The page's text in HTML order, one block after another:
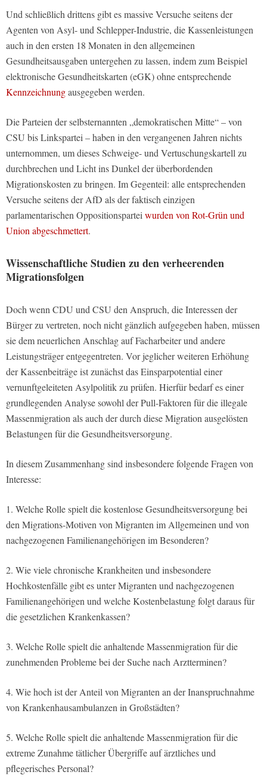
Und schließlich drittens gibt es massive Versuche seitens der
Agenten von Asyl- und Schlepper-Industrie, die Kassenleistungen
auch in den ersten 18 Monaten in den allgemeinen
Gesundheitsausgaben untergehen zu lassen, indem zum Beispiel
elektronische Gesundheitskarten (eGK) ohne entsprechende
Kennzeichnungausgegeben werden.
Die Parteien der selbsternannten „demokratischen Mitte“ – von
CSU bis Linkspartei – haben in den vergangenen Jahren nichts
unternommen, um dieses Schweige- und Vertuschungskartell zu
durchbrechen und Licht ins Dunkel der überbordenden
Migrationskosten zu bringen. Im Gegenteil: alle entsprechenden
Versuche seitens der AfD als der faktisch einzigen
parlamentarischen Oppositionspartei wurden von Rot-Grün und
Union abgeschmettert.
Wissenschaftliche Studien zu den verheerenden
Migrationsfolgen
Doch wenn CDU und CSU den Anspruch, die Interessen der
Bürger zu vertreten, noch nicht gänzlich aufgegeben haben, müssen
sie dem neuerlichen Anschlag auf Facharbeiter und andere
Leistungsträger entgegentreten. Vor jeglicher weiteren Erhöhung
der Kassenbeiträge ist zunächst das Einsparpotential einer
vernunftgeleiteten Asylpolitik zu prüfen. Hierfür bedarf es einer
grundlegenden Analyse sowohl der Pull-Faktoren für die illegale
Massenmigration als auch der durch diese Migration ausgelösten
Belastungen für die Gesundheitsversorgung.
In diesem Zusammenhang sind insbesondere folgende Fragen von
Interesse:
1. Welche Rolle spielt die kostenlose Gesundheitsversorgung bei
den Migrations-Motiven von Migranten im Allgemeinen und von
nachgezogenen Familienangehörigen im Besonderen?
2. Wie viele chronische Krankheiten und insbesondere
Hochkostenfälle gibt es unter Migranten und nachgezogenen
Familienangehörigen und welche Kostenbelastung folgt daraus für
die gesetzlichen Krankenkassen?
3. Welche Rolle spielt die anhaltende Massenmigration für die
zunehmenden Probleme bei der Suche nach Arztterminen?
4. Wie hoch ist der Anteil von Migranten an der Inanspruchnahme
von Krankenhausambulanzen in Großstädten?
5. Welche Rolle spielt die anhaltende Massenmigration für die
extreme Zunahme tätlicher Übergriffe auf ärztliches und
pflegerisches Personal?